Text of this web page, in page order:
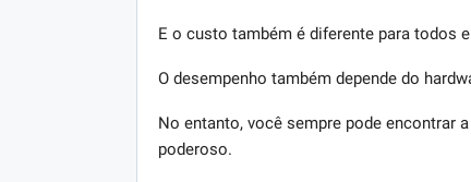
E o custo também é diferente para todos
O desempenho também depende do
No entanto, você sempre pode encontrar
poderoso.